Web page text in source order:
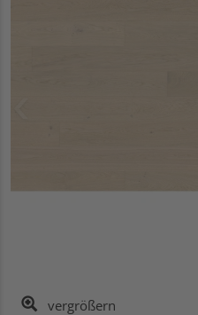
vergrößern